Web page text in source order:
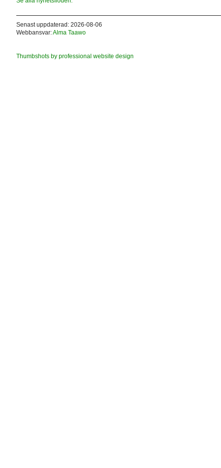
Senast uppdaterad: 2026-08-06
Webbansvar:Alma Taawo
Thumbshots by professional website design